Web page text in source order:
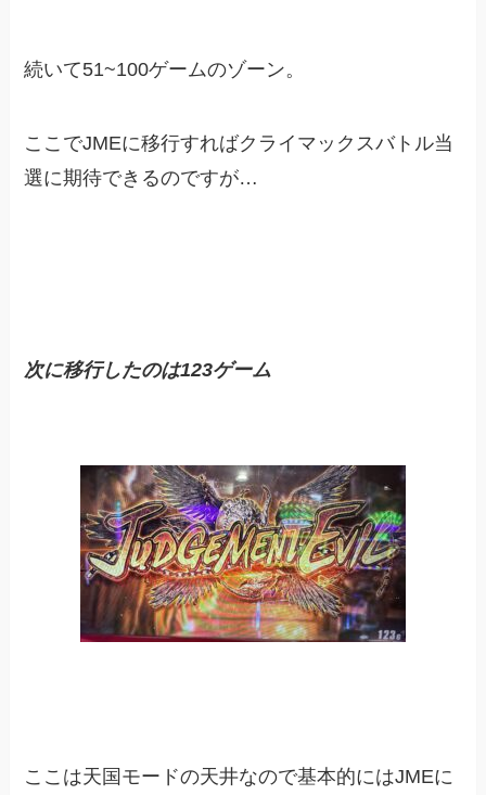
続いて51~100ゲームのゾーン。
ここでJMEに移行すればクライマックスバトル当
選に期待できるのですが…
次に移行したのは123ゲーム
ここは天国モードの天井なので基本的にはJMEに